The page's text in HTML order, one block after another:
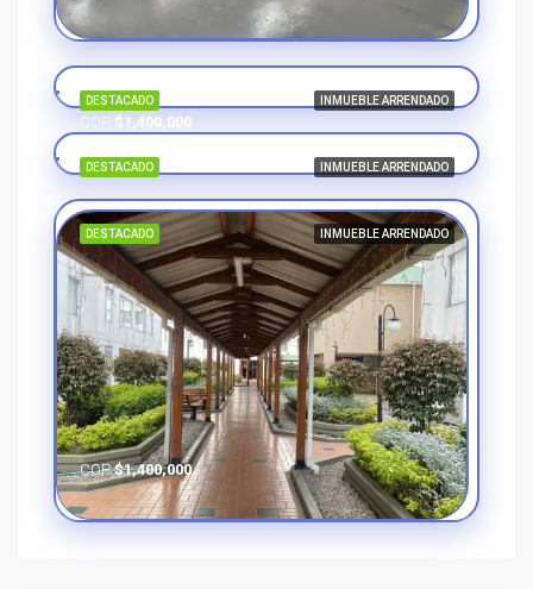
INMUEBLE ARRENDADO
DESTACADO
INMUEBLE ARRENDADO
DESTACADO
COP $1,400,000
INMUEBLE ARRENDADO
DESTACADO
COP$1,400,000